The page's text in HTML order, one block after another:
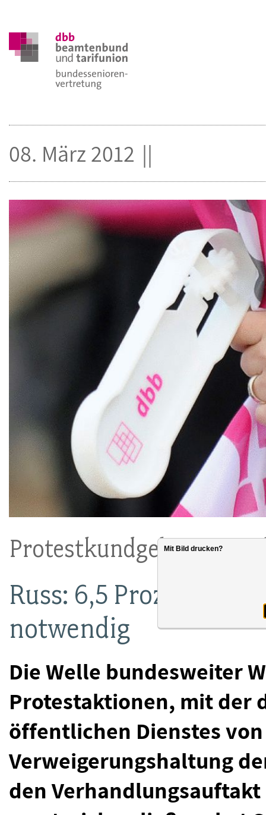
Protestkundgebung in
Russ: 6,5 Prozent
notwendig
Die Welle bundesweiter
Protestaktionen, mit der
öffentlichen Dienstes
Verweigerungshaltung
den Verhandlungsauftakt
08. März 2012
Mit Bild drucken?